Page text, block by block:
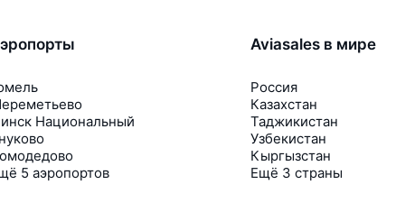
Национальный
5 аэропортов
Aviasales в мире
Россия
Казахстан
Таджикистан
Узбекистан
Кыргызстан
Ещё 3 страны